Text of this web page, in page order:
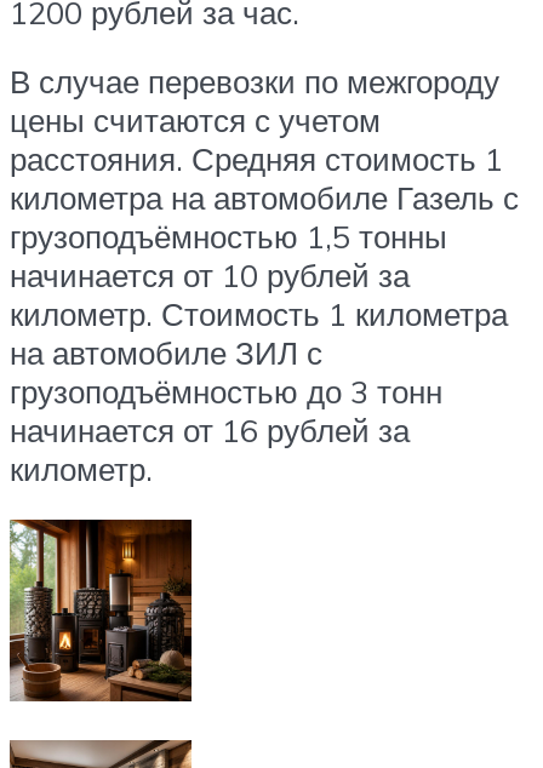
1200 рублей за час.
В случае перевозки по межгороду
цены считаются с учетом
расстояния. Средняя стоимость 1
километра на автомобиле Газель с
грузоподъёмностью 1,5 тонны
начинается от 10 рублей за
километр. Стоимость 1 километра
на автомобиле ЗИЛ с
грузоподъёмностью до 3 тонн
начинается от 16 рублей за
километр.